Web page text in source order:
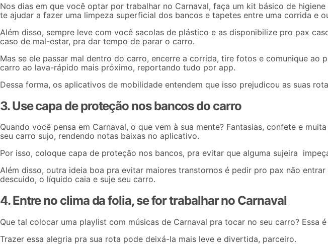
Nos dias em que você optar por trabalhar no Carnaval, faça um kit básico de
te ajudar a fazer uma limpeza superficial dos bancos e tapetes entre uma corrida e
Além disso, sempre leve com você sacolas de plástico e as disponibilize pro pax
caso de mal-estar, pra dar tempo de parar o carro.
Mas se ele passar mal dentro do carro, encerre a corrida, tire fotos e comunique ao
carro ao lava-rápido mais próximo, reportando tudo por app.
Dessa forma, os aplicativos de mobilidade entendem que isso prejudicou as suas
3. Use capa de proteção nos bancos do carro
Quando você pensa em Carnaval, o que vem à sua mente? Fantasias, confete e
seu carro sujo, rendendo notas baixas no aplicativo.
Por isso, coloque capa de proteção nos bancos, pra evitar que alguma sujeira
Além disso, outra ideia boa pra evitar maiores transtornos é pedir pro pax não
descuido, o líquido caia e suje seu carro.
4. Entre no clima da folia, se for trabalhar no Carnaval
Que tal colocar uma playlist com músicas de Carnaval pra tocar no seu carro? Essa
Trazer essa alegria pra sua rota pode deixá-la mais leve e divertida, parceiro.